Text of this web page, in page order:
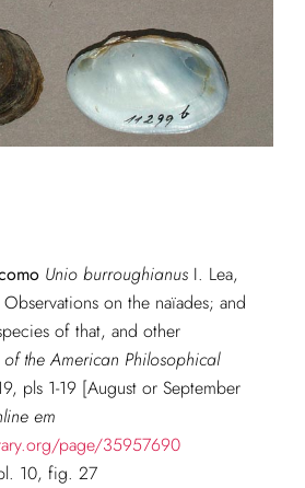
Unio burroughianusI. Lea,
on the naïades; and
of that, and other
of the American Philosophical
pls 1-19 [August or September
em
page/35957690
10, fig. 27